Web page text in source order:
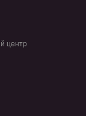
центр